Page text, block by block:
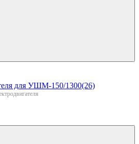
для УШМ-150/1300(26)